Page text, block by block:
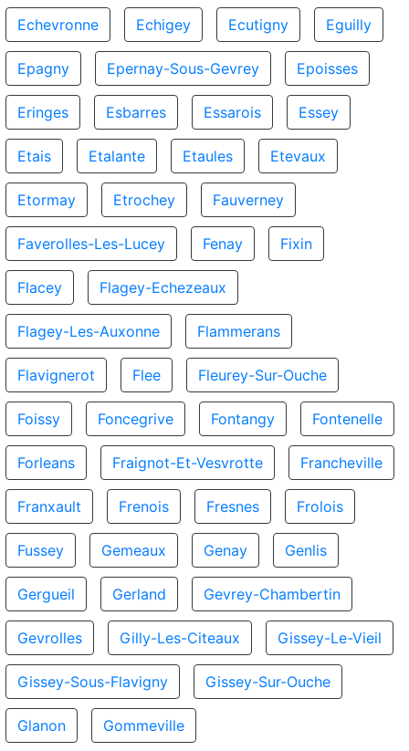
Echevronne Echigey Ecutigny Eguilly
Epagny Epernay-Sous-Gevrey Epoisses
Eringes Esbarres Essarois Essey
Etais Etalante Etaules Etevaux
Etormay Etrochey Fauverney
Faverolles-Les-Lucey Fenay Fixin
Flacey Flagey-Echezeaux
Flagey-Les-Auxonne Flammerans
Flavignerot Flee Fleurey-Sur-Ouche
Foissy Foncegrive Fontangy Fontenelle
Forleans Fraignot-Et-Vesvrotte Francheville
Franxault Frenois Fresnes Frolois
Fussey Gemeaux Genay Genlis
Gergueil Gerland Gevrey-Chambertin
Gevrolles Gilly-Les-Citeaux Gissey-Le-Vieil
Gissey-Sous-Flavigny Gissey-Sur-Ouche
Glanon Gommeville